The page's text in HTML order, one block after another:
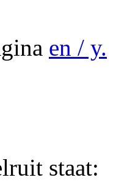
en / y.
staat: